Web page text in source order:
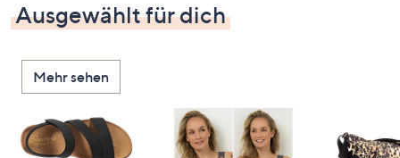
Ausgewählt für dich
Mehr sehen